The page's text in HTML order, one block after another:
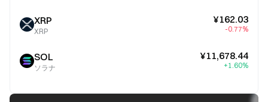
XRP
XRP
¥162.03
-0.77%
SOL
ソラナ
¥11,678.44
+1.60%